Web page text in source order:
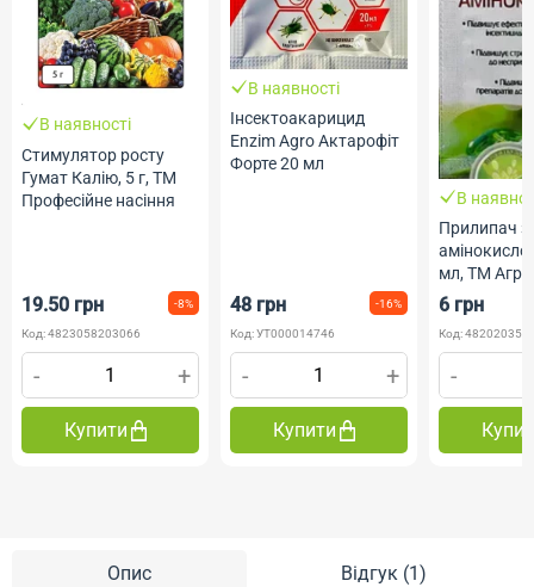
Опис Відгук (1)
В наявності
Стимулятор росту
Гумат Калію, 5 г, ТМ
Професійне насіння
19.50 грн -8%
Код: 4823058203066
- +
Купити
В наявності
Інсектоакарицид
Еnzim Agro Актарофіт
Форте 20 мл
48 грн -16%
Код: УТ000014746
- +
Купити
В
Прилипач з
мл, ТМ
6 грн
Код:
-